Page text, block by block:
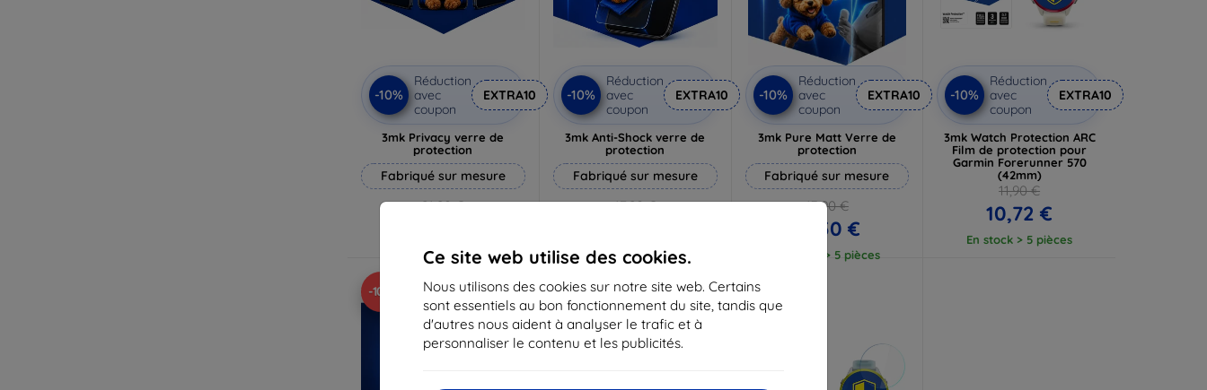
Ce site web utilise des cookies.
Nous utilisons des cookies sur notre site web. Certains
sont essentiels au bon fonctionnement du site, tandis que
d'autres nous aident à analyser le trafic et à
personnaliser le contenu et les publicités.
-10%
Réduction
avec
coupon
EXTRA10
3mk Privacy verre de
protection
Fabriqué sur mesure
21,90 €
En stock 3 pièces
-10%
Réduction
avec
coupon
EXTRA10
3mk Anti-Shock verre de
protection
Fabriqué sur mesure
17,90 €
En stock > 5 pièces
-10%
Réduction
avec
coupon
EXTRA10
3mk Pure Matt Verre de
protection
Fabriqué sur mesure
13,90 €
12,50 €
En stock > 5 pièces
-10%
Réduction
avec
coupon
EXTRA10
3mk Watch Protection ARC
Film de protection pour
Garmin Forerunner 570
(42mm)
11,90 €
10,72 €
En stock > 5 pièces
-10% -10% -10%